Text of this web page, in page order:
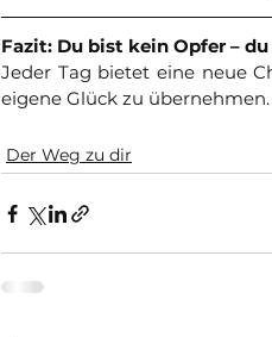
Fazit: Du bist kein Opfer –
Jeder Tag bietet eine neue
eigene Glück zu
Der Weg zu dir